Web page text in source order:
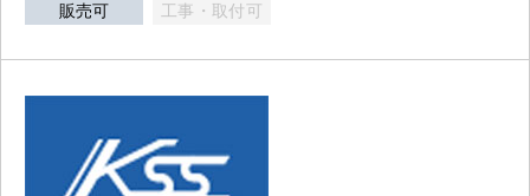
販売可 工事・取付可